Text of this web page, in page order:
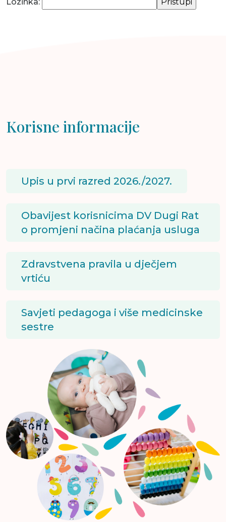
Korisne informacije
Upis u prvi razred 2026./2027.
Obavijest korisnicima DV Dugi Rat
o promjeni načina plaćanja usluga
Zdravstvena pravila u dječjem
vrtiću
Savjeti pedagoga i više medicinske
sestre